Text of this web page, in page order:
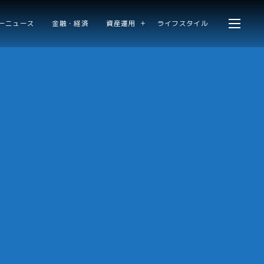
ニュース 金融・経済 資産運用 ライフスタイル